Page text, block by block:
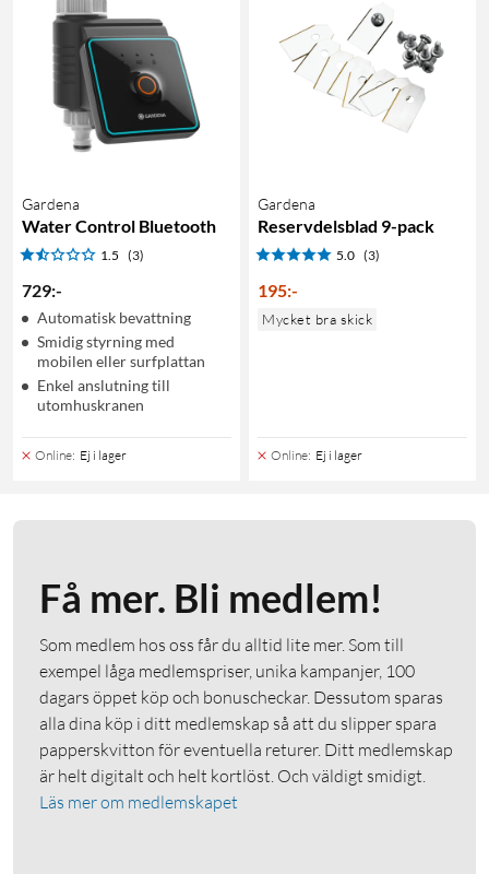
Gardena
Water Control Bluetooth
1.5 (3)
729:-
Automatisk bevattning
Smidig styrning med
mobilen eller surfplattan
Enkel anslutning till
utomhuskranen
Online: Ej i lager
Gardena
Reservdelsblad 9-pack
5.0 (3)
195:-
Mycket bra skick
Online: Ej i lager
Få mer. Bli medlem!
Som medlem hos oss får du alltid lite mer. Som till
exempel låga medlemspriser, unika kampanjer, 100
dagars öppet köp och bonuscheckar. Dessutom sparas
alla dina köp i ditt medlemskap så att du slipper spara
papperskvitton för eventuella returer. Ditt medlemskap
är helt digitalt och helt kortlöst. Och väldigt smidigt.
Läs mer om medlemskapet